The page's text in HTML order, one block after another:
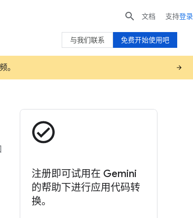
。
注册即可试用在 Gemini
的帮助下进行应用代码转
换。
 文档 支持登录
免费开始使用吧
与我们联系